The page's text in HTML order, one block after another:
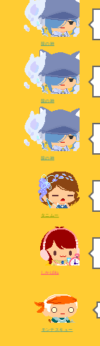
龍の神
龍の神
龍の神
タニムー
しかばね
モンテスキュー